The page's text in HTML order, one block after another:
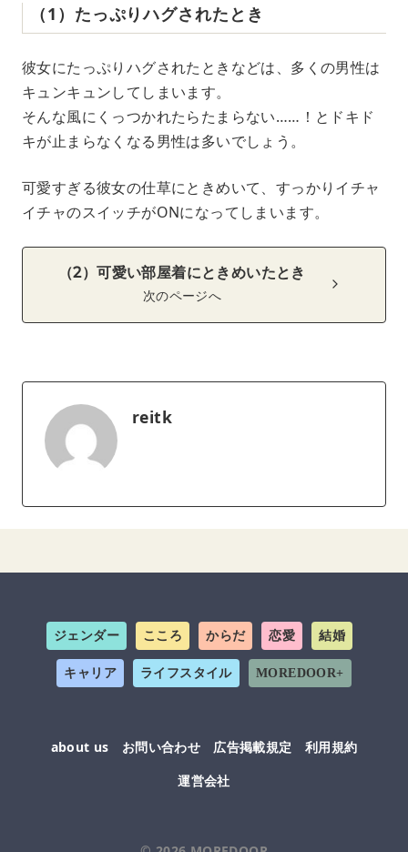
（1）たっぷりハグされたとき
彼女にたっぷりハグされたときなどは、多くの男性は
キュンキュンしてしまいます。
そんな風にくっつかれたらたまらない……！とドキド
キが止まらなくなる男性は多いでしょう。
可愛すぎる彼女の仕草にときめいて、すっかりイチャ
イチャのスイッチがONになってしまいます。
（2）可愛い部屋着にときめいたとき
次のページへ
reitk
ジェンダー こころ からだ 恋愛 結婚
キャリア ライフスタイル MOREDOOR+
about us お問い合わせ 広告掲載規定
利用規約
運営会社